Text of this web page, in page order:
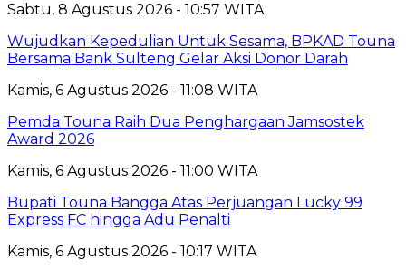
Sabtu, 8 Agustus 2026 - 10:57 WITA
Wujudkan Kepedulian Untuk Sesama, BPKAD Touna
Bersama Bank Sulteng Gelar Aksi Donor Darah
Kamis, 6 Agustus 2026 - 11:08 WITA
Pemda Touna Raih Dua Penghargaan Jamsostek
Award 2026
Kamis, 6 Agustus 2026 - 11:00 WITA
Bupati Touna Bangga Atas Perjuangan Lucky 99
Express FC hingga Adu Penalti
Kamis, 6 Agustus 2026 - 10:17 WITA